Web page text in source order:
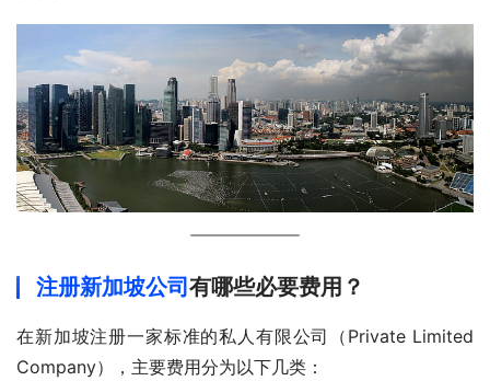
注册新加坡公司有哪些必要费用？
在新加坡注册一家标准的私人有限公司（Private Limited
Company），主要费用分为以下几类：